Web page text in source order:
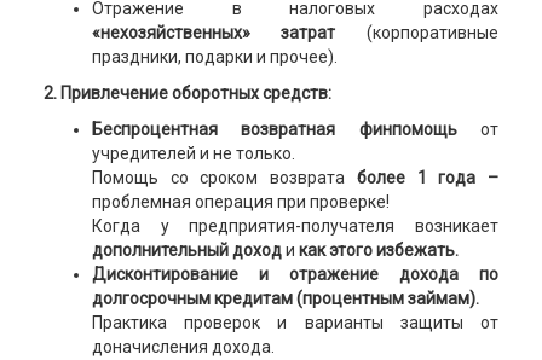
Отражение в налоговых расходах
«нехозяйственных» затрат(корпоративные
праздники, подарки и прочее).
2. Привлечение оборотных средств:
Беспроцентная возвратная финпомощьот
учредителей и не только.
Помощь со сроком возврата более 1 года –
проблемная операция при проверке!
Когда у предприятия-получателя возникает
дополнительный доходи как этого избежать.
Дисконтирование и отражение дохода по
долгосрочным кредитам (процентным займам).
Практика проверок и варианты защиты от
доначисления дохода.